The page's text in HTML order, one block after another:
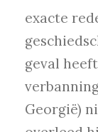
exacte
geval
Georgië)